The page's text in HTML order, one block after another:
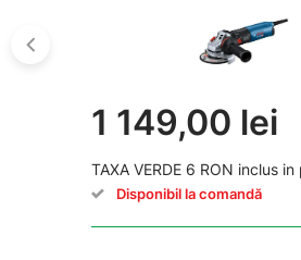
1 149,00 lei
TAXA VERDE 6 RON inclus in
Disponibil la comandă